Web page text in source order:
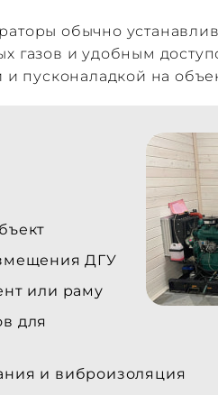
обычно
газов и удобным
и пусконаладкой на
ДГУ
или раму
для
и виброизоляция